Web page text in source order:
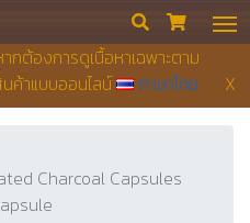
กต้องการดูเนื้อหาเฉพาะตาม
ค้าแบบออนไลน์
ภาษาไทย X
 
Charcoal Capsules